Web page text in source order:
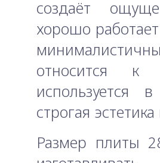
создаёт
хорошо
относится к
используется
строгая
Размер плиты